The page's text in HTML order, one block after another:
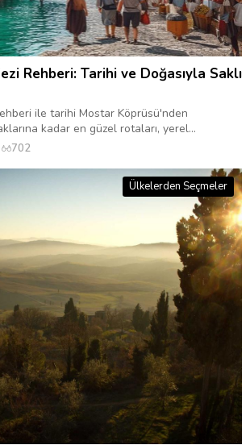
Rehberi: Tarihi ve Doğasıyla Saklı
ile tarihi Mostar Köprüsü'nden
kadar en güzel rotaları, yerel...
702
Ülkelerden Seçmeler